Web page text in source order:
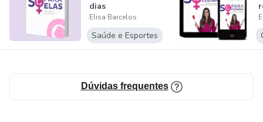
dias
Elisa Barcelos
Saúde e Esportes
Dúvidas frequentes